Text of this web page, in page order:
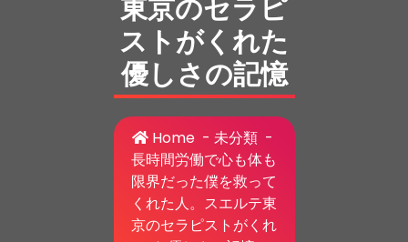
東京のセラピ
ストがくれた
優しさの記憶
Home- 未分類-
長時間労働で心も体も
限界だった僕を救って
くれた人。スエルテ東
京のセラピストがくれ